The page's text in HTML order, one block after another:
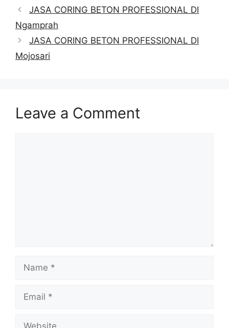
JASA CORING BETON PROFESSIONAL DI
Ngamprah
JASA CORING BETON PROFESSIONAL DI
Mojosari
Leave a Comment
Name
Email
Website